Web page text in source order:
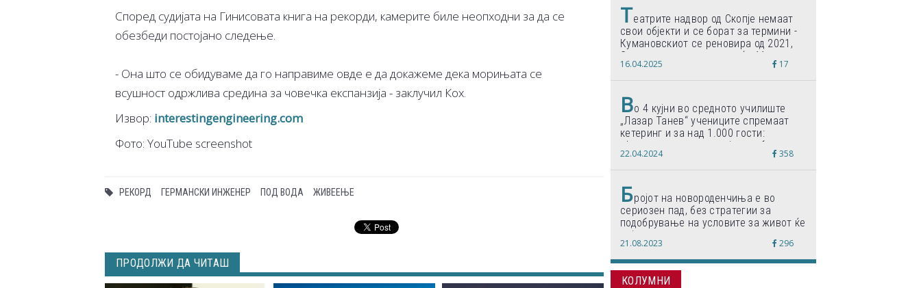
Според судијата на Гинисовата книга на рекорди, камерите биле неопходни за да се
обезбеди постојано следење.
- Она што се обидуваме да го направиме овде е да докажеме дека морињата се
всушност одржлива средина за човечка експанзија - заклучил Кох.
Извор: interestingengineering.com
Фото: YouTube screenshot
РЕКОРД ГЕРМАНСКИ ИНЖЕНЕР ПОД ВОДА ЖИВЕЕЊЕ
ПРОДОЛЖИ ДА ЧИТАШ
Театрите надвор од Скопје немаат
свои објекти и се борат за термини -
Кумановскиот се реновира од 2021,
Струмичкиот се гради веќе 11 години
16.04.2025 17
Во 4 кујни во средното училиште
„Лазар Танев“ учениците спремаат
кетеринг и за над 1.000 гости:
„Формиравме компанија и работиме
по светски стандарди“
22.04.2024 358
Бројот на новороденчиња е во
сериозен пад, без стратегии за
подобрување на условите за живот ќе
дојде до затворање на училишта,
предупредуваат експертите
21.08.2023 296
КОЛУМНИ